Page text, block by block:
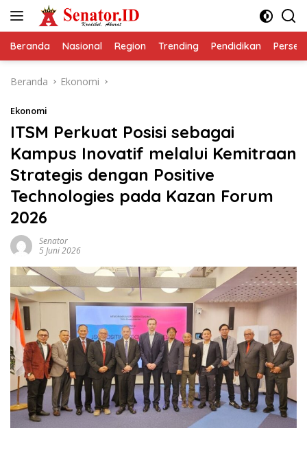
Beranda Nasional Region Trending Pendidikan
Beranda Ekonomi
Ekonomi
ITSM Perkuat Posisi sebagai
Kampus Inovatif melalui Kemitraan
Strategis dengan Positive
Technologies pada Kazan Forum
2026
Senator
5 Juni 2026